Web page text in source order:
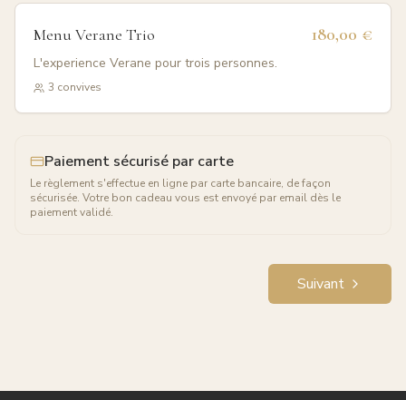
Menu Verane Trio 180,00 €
L'experience Verane pour trois personnes.
3 convives
Paiement sécurisé par carte
Le règlement s'effectue en ligne par carte bancaire, de façon
sécurisée. Votre bon cadeau vous est envoyé par email dès le
paiement validé.
Suivant